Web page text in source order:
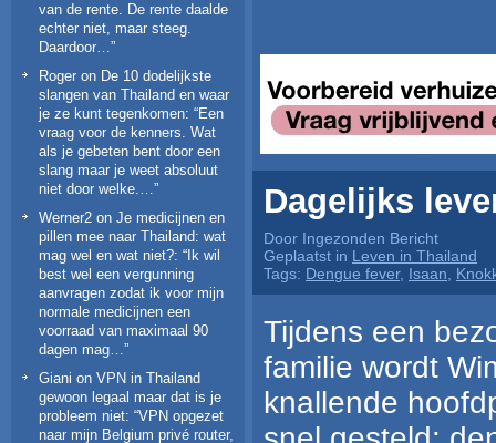
van de rente. De rente daalde
echter niet, maar steeg.
Daardoor…”
Roger on De 10 dodelijkste
slangen van Thailand en waar
je ze kunt tegenkomen: “Een
vraag voor de kenners. Wat
als je gebeten bent door een
slang maar je weet absoluut
niet door welke.…”
Werner2 on Je medicijnen en
pillen mee naar Thailand: wat
mag wel en wat niet?: “ Ik wil
best wel een vergunning
aanvragen zodat ik voor mijn
normale medicijnen een
voorraad van maximaal 90
dagen mag…”
Giani on VPN in Thailand
gewoon legaal maar dat is je
probleem niet: “VPN opgezet
naar mijn Belgium privé router,
Dagelijks
Door Ingezonden Bericht
Geplaatst in Leven in Thailand
Tags: Dengue fever, Isaan
Tijdens een
familie wordt
knallende